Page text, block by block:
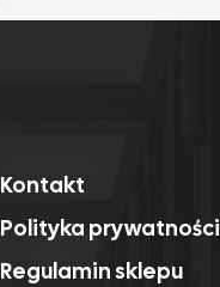
Kontakt
Polityka prywatności
Regulamin sklepu